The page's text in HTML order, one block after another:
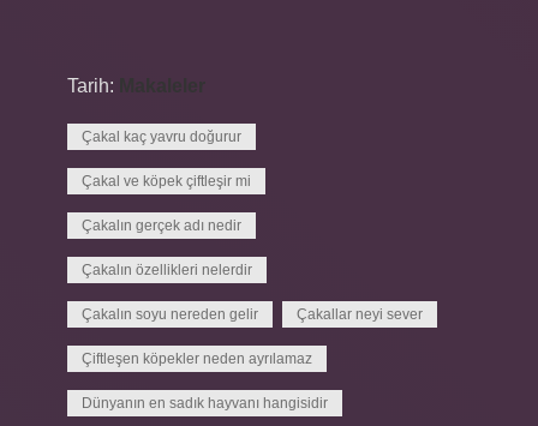
Tarih:
Çakal kaç yavru doğurur
Çakal ve köpek çiftleşir mi
Çakalın gerçek adı nedir
Çakalın özellikleri nelerdir
Çakalın soyu nereden gelir Çakallar neyi sever
Çiftleşen köpekler neden ayrılamaz
Dünyanın en sadık hayvanı hangisidir